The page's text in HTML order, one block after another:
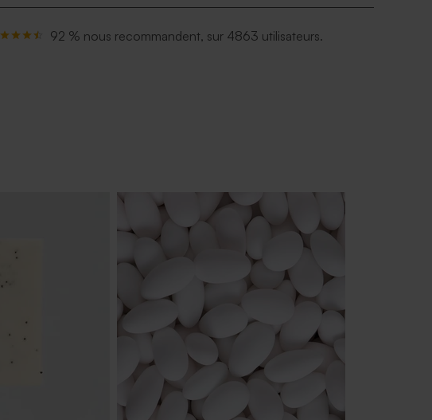
92 % nous recommandent, sur 4863 utilisateurs.